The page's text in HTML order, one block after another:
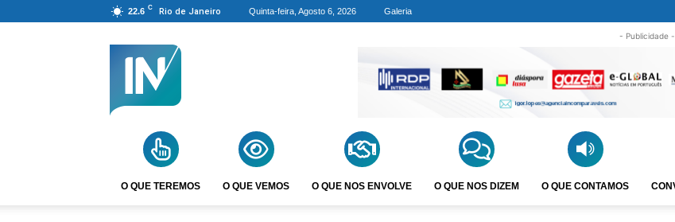
22.6 C Rio de Janeiro Quinta-feira, Agosto 6, 2026 Galeria
- Publicidade -
O QUE TEREMOS O QUE VEMOS O QUE NOS ENVOLVE O QUE NOS DIZEM O QUE CONTAMOS